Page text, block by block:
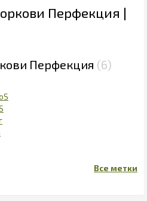
Перфекция |
Перфекция 6